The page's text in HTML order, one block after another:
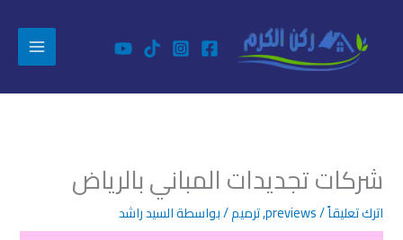
المحتوى
شركات تجديدات المباني بالرياض
اترك تعليقاً/
previews
,ترميم/ بواسطةالسيد راشد
خبراء الترميم بالرياض تواصل معنا